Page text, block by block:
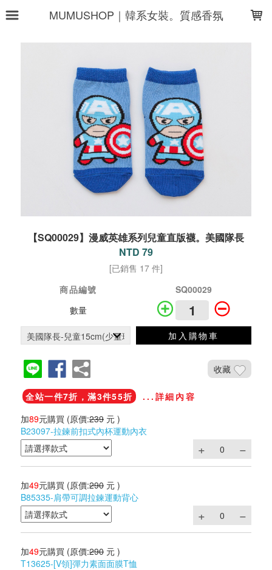
MUMUSHOP｜韓系女裝。質感香氛
【SQ00029】漫威英雄系列兒童直版襪。美國隊長
NTD 79
[已銷售 17 件]
商品編號
SQ00029
數量
加入購物車
收藏
全站一件7折，滿3件55折
...詳細內容
加89元購買 (原價:239 元 )
B23097-拉鍊前扣式內杯運動內衣
加49元購買 (原價:290 元 )
B85335-肩帶可調拉鍊運動背心
加49元購買 (原價:290 元 )
T13625-[V領]彈力素面面膜T恤